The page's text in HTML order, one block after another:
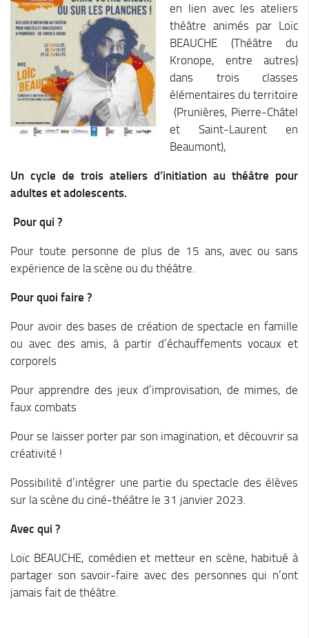
Taxe de séjour & Tourisme
La taxe de séjour
Matheysine Tourisme
Enfance & Cohésion Sociale
Petite Enfance
Relais Petite Enfance
Crèches et LAEP
Balades faciles et aires de jeux
Jeunesse
Jeunes En Matheysine
Cohésion Sociale
Santé
Culture, sports & loisirs
Terre de jeux 2024
Equipements et services culturels sur le territoire
Matacena : Réseau de lecture
La Mure Cinéma Théatre
Maison Messiaen
Résidence Accord des On 2023-2025
Piscine territoriale
en lien avec les ateliers
théâtre animés par Loïc
BEAUCHE (Théâtre du
Kronope, entre autres)
dans trois classes
élémentaires du territoire
(Prunières, Pierre-Châtel
et Saint-Laurent en
Beaumont),
Un cycle de trois ateliers d’initiation au théâtre pour
adultes et adolescents.
Pour qui ?
Pour toute personne de plus de 15 ans, avec ou sans
expérience de la scène ou du théâtre.
Pour quoi faire ?
Pour avoir des bases de création de spectacle en famille
ou avec des amis, à partir d’échauffements vocaux et
corporels
Pour apprendre des jeux d’improvisation, de mimes, de
faux combats
Pour se laisser porter par son imagination, et découvrir sa
créativité !
Possibilité d’intégrer une partie du spectacle des élèves
sur la scène du ciné-théâtre le 31 janvier 2023.
Avec qui ?
Loïc BEAUCHE, comédien et metteur en scène, habitué à
partager son savoir-faire avec des personnes qui n’ont
jamais fait de théâtre.